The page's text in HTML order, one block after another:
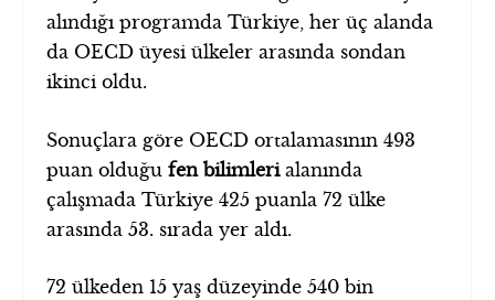
alındığı programda Türkiye, her üç alanda
da OECD üyesi ülkeler arasında sondan
ikinci oldu.
Sonuçlara göre OECD ortalamasının 493
puan olduğufen bilimlerialanında
çalışmada Türkiye 425 puanla 72 ülke
arasında 53. sırada yer aldı.
72 ülkeden 15 yaş düzeyinde 540 bin